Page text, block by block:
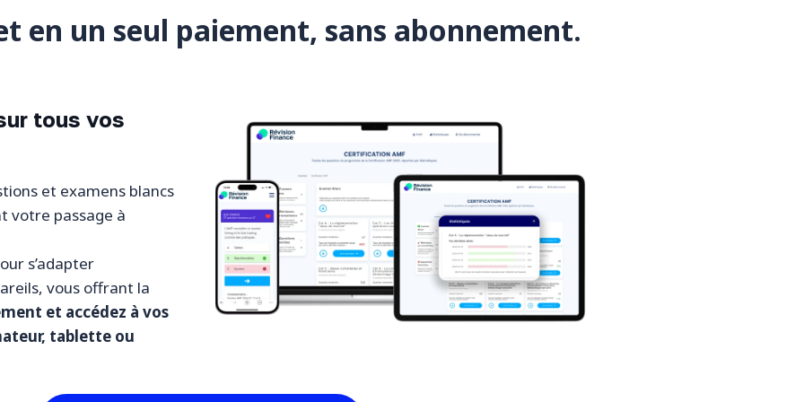
en un seul paiement, sans abonnement.
tous vos
et examens blancs
votre passage à
s’adapter
vous offrant la
et accédez à vos
tablette ou